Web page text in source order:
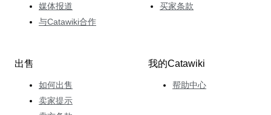
媒体报道
与Catawiki合作
买家条款
出售
如何出售
卖家提示
我的Catawiki
帮助中心